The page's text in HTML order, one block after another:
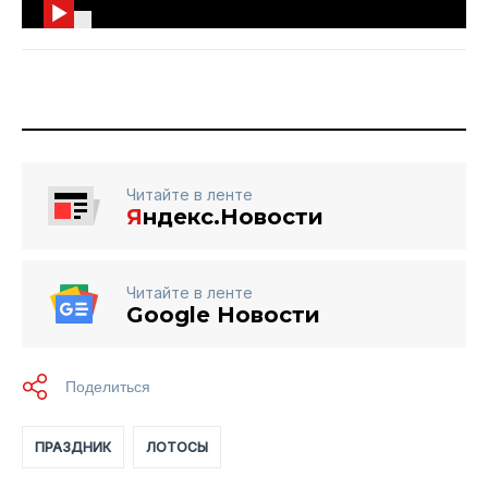
Читайте в ленте
Яндекс.Новости
Читайте в ленте
Google Новости
ПРАЗДНИК ЛОТОСЫ